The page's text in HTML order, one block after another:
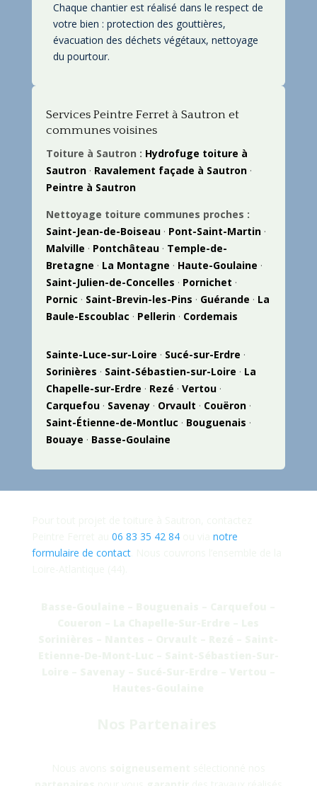
Chaque chantier est réalisé dans le respect de
votre bien : protection des gouttières,
évacuation des déchets végétaux, nettoyage
du pourtour.
Services Peintre Ferret à Sautron et
communes voisines
Toiture à Sautron : Hydrofuge toiture à
Sautron· Ravalement façade à Sautron·
Peintre à Sautron
Nettoyage toiture communes proches :
Saint-Jean-de-Boiseau· Pont-Saint-Martin·
Malville · Pontchâteau· Temple-de-
Bretagne · La Montagne · Haute-Goulaine ·
Saint-Julien-de-Concelles · Pornichet ·
Pornic · Saint-Brevin-les-Pins · Guérande · La
Baule-Escoublac · Pellerin· Cordemais
Sainte-Luce-sur-Loire · Sucé-sur-Erdre ·
Sorinières · Saint-Sébastien-sur-Loire · La
Chapelle-sur-Erdre · Rezé · Vertou·
Carquefou· Savenay· Orvault · Couëron·
Saint-Étienne-de-Montluc · Bouguenais ·
Bouaye · Basse-Goulaine
06 83 35 42 84ou via notre
formulaire de contact. Nous couvrons l’ensemble de la